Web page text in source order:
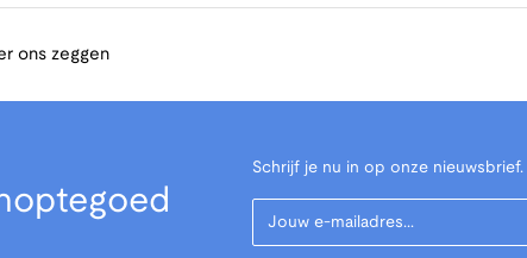
ons zeggen
Schrijf je nu in op onze nieuwsbrief.
Your Email